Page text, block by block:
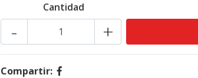
Cantidad
+
-
Compartir: